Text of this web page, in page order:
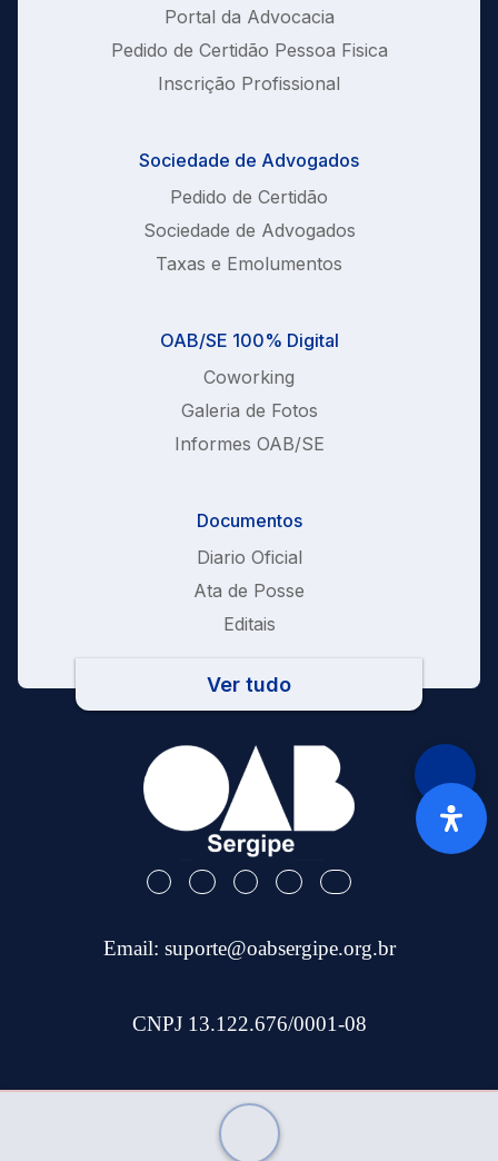
Portal da Advocacia
Pedido de Certidão Pessoa Fisica
Inscrição Profissional
Sociedade de Advogados
Pedido de Certidão
Sociedade de Advogados
Taxas e Emolumentos
OAB/SE 100% Digital
Coworking
Galeria de Fotos
Informes OAB/SE
Documentos
Diario Oficial
Ata de Posse
Editais
Ver tudo
Email: suporte@oabsergipe.org.br
CNPJ 13.122.676/0001-08
Telefone: (79) 3301-9100
Site Desenvolvido por